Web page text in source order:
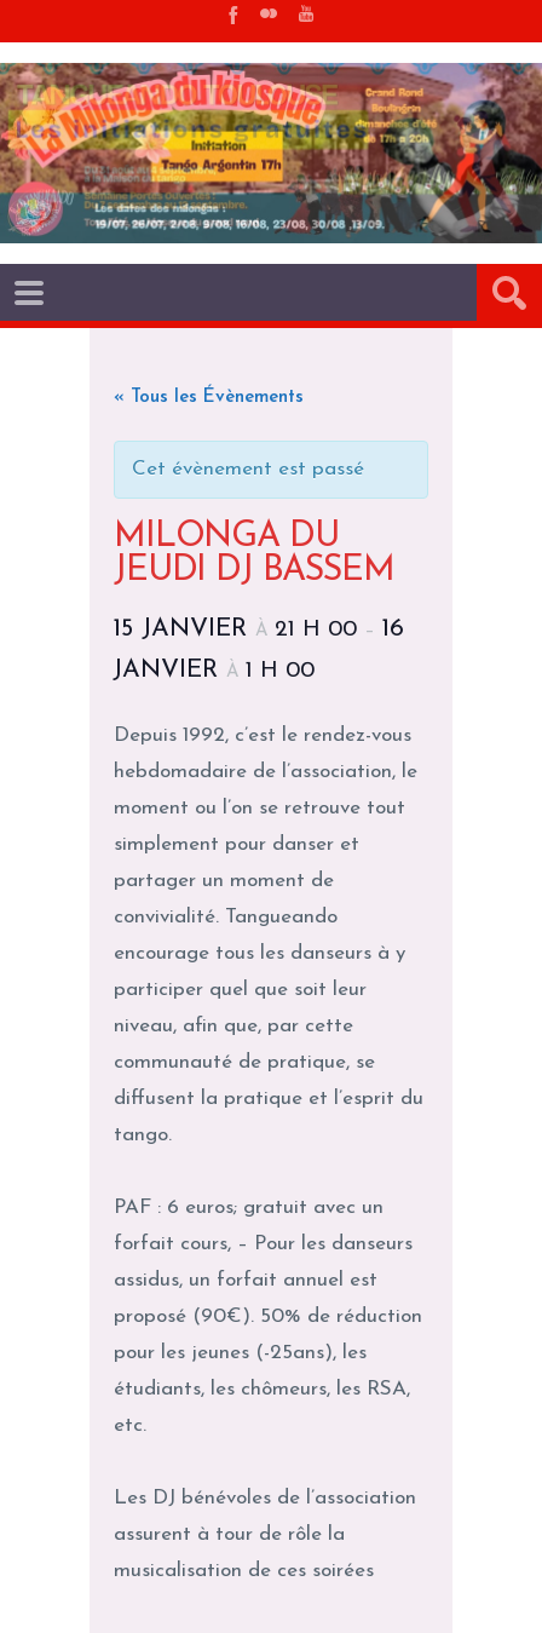
« Tous les Évènements
Cet évènement est passé
MILONGA DU
JEUDI DJ BASSEM
15 JANVIER À 21 H 00 – 16
JANVIER À 1 H 00
Depuis 1992, c’est le rendez-vous
hebdomadaire de l’association, le
moment ou l’on se retrouve tout
simplement pour danser et
partager un moment de
convivialité. Tangueando
encourage tous les danseurs à y
participer quel que soit leur
niveau, afin que, par cette
communauté de pratique, se
diffusent la pratique et l’esprit du
tango.
PAF : 6 euros; gratuit avec un
forfait cours, – Pour les danseurs
assidus, un forfait annuel est
proposé (90€). 50% de réduction
pour les jeunes (-25ans), les
étudiants, les chômeurs, les RSA,
etc.
Les DJ bénévoles de l’association
assurent à tour de rôle la
musicalisation de ces soirées